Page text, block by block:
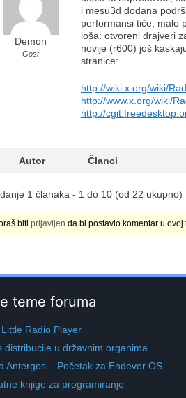
Demon
Gost
i mesu3d dodana
performansi tiče, malo
loša: otvoreni drajveri
novije (r600) još
stranice:
http://wiki.x.org/wiki/
http://www.x.org/wiki/
http://
Autor Članci
1 članaka - 1 do 10 (od 22 ukupno)
bitiprijavljen da bi postavio komentar u ovoj
teme foruma
Radio Player
distribucije u državnim organima
Antergos – Početak za Endevor OS
knjige za programiranje